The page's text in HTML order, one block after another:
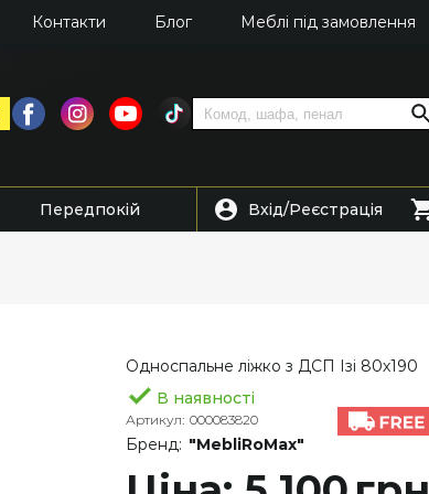
Контакти Блог Меблі під замовлення
Передпокій Вхід/Реєстрація
Односпальне ліжко з ДСП Ізі 80х190
В наявності
Артикул: 000083820
Бренд: "MebliRoMax"